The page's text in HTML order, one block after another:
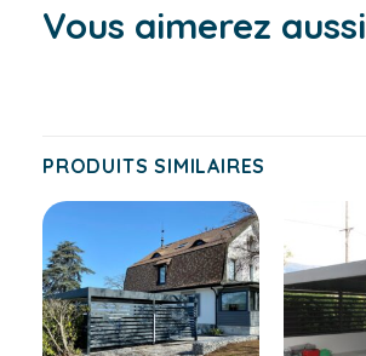
Vous aimerez aussi
PRODUITS SIMILAIRES